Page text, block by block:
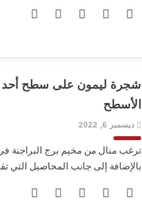
شجرة ليمون على سطح أحد
الأسطح
ديسمبر 6, 2022
ترغب منال من مخيم برج البراجنة
بالإضافة إلى جانب المحاصيل التي